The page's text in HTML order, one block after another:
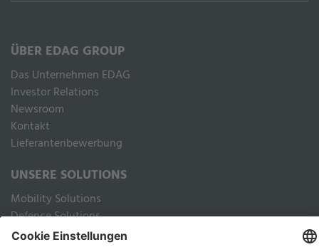
ÜBER EDAG GROUP
Das Unternehmen EDAG
Inves­tor Rela­ti­ons
Newsroom
Kontakt
Lieferantenbewerbung
UNSERE SOLUTIONS
Mobility Solutions
Defence Solutions
Industry Solutions